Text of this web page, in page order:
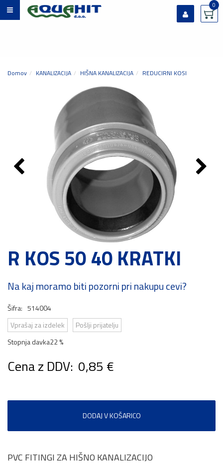
0
Domov KANALIZACIJA HIŠNA KANALIZACIJA REDUCIRNI KOSI
R KOS 50 40 KRATKI
Na kaj moramo biti pozorni pri nakupu cevi?
Šifra: 514004
Vprašaj za izdelek
Pošlji prijatelju
Stopnja davka22 %
Cena z DDV: 0,85 €
DODAJ V KOŠARICO
PVC FITINGI ZA HIŠNO KANALIZACIJO